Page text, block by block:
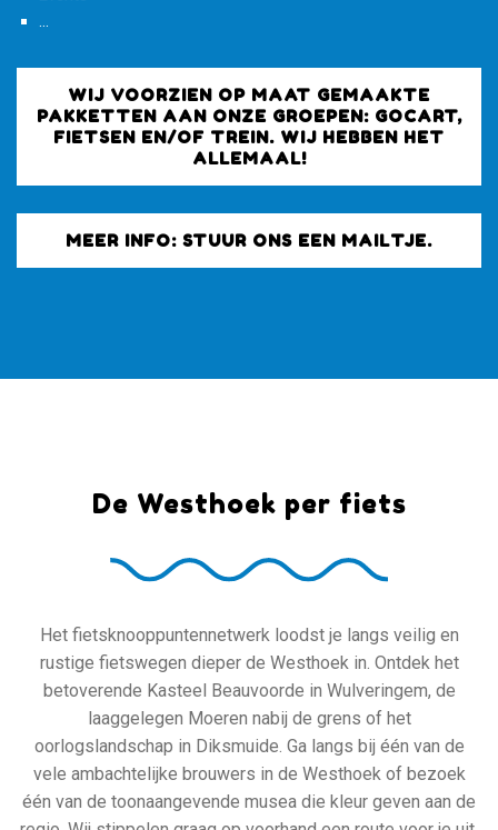
...
WIJ VOORZIEN OP MAAT GEMAAKTE
PAKKETTEN AAN ONZE GROEPEN: GOCART,
FIETSEN EN/OF TREIN. WIJ HEBBEN HET
ALLEMAAL!
MEER INFO: STUUR ONS EEN MAILTJE.
De Westhoek per fiets
Het fietsknooppuntennetwerk loodst je langs veilig en
rustige fietswegen dieper de Westhoek in. Ontdek het
betoverende Kasteel Beauvoorde in Wulveringem, de
laaggelegen Moeren nabij de grens of het
oorlogslandschap in Diksmuide. Ga langs bij één van de
vele ambachtelijke brouwers in de Westhoek of bezoek
één van de toonaangevende musea die kleur geven aan de